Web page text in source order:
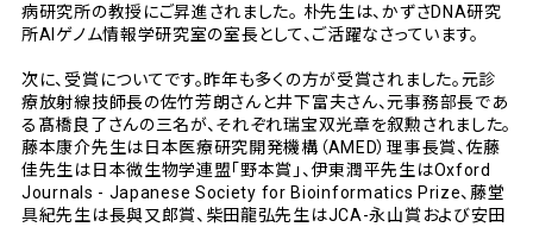
病研究所の教授にご昇進されました。 朴先生は、かずさDNA研究
所AIゲノム情報学研究室の室長として、ご活躍なさっています。
次に、受賞についてです。昨年も多くの方が受賞されました。元診
療放射線技師長の佐竹芳朗さんと井下富夫さん、元事務部長であ
る髙橋良了さんの三名が、それぞれ瑞宝双光章を叙勲されました。
藤本康介先生は日本医療研究開発機構（AMED）理事長賞、佐藤
佳先生は日本微生物学連盟「野本賞」、伊東潤平先生はOxford
Journals - Japanese Society for Bioinformatics Prize、藤堂
具紀先生は長與又郎賞、柴田龍弘先生はJCA-永山賞および安田